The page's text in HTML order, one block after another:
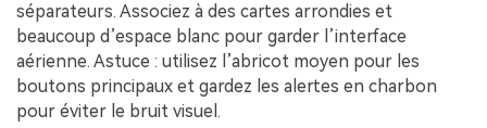
séparateurs. Associez à des cartes arrondies et
beaucoup d’espace blanc pour garder l’interface
aérienne. Astuce : utilisez l’abricot moyen pour les
boutons principaux et gardez les alertes en charbon
pour éviter le bruit visuel.